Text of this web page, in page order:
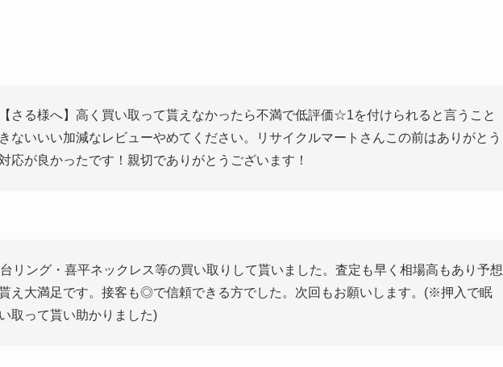
さる様へ】高く買い取って貰えなかったら不満で低評価☆1を付けられると言うこと
ないいい加減なレビューやめてください。リサイクルマートさんこの前はありがとう
応が良かったです！親切でありがとうございます！
リング・喜平ネックレス等の買い取りして貰いました。査定も早く相場高もあり予想
え大満足です。接客も◎で信頼できる方でした。次回もお願いします。(※押入で眠
取って貰い助かりました)